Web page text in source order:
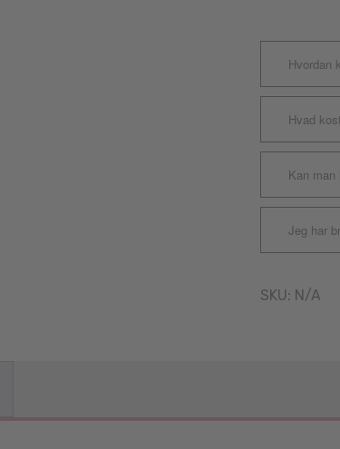
Hvordan
Hvad
Kan
Jeg har
SKU: N/A